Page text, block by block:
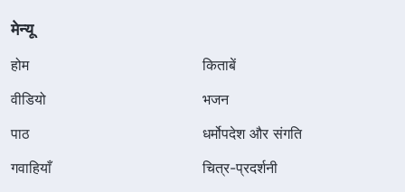
मेन्यू
होम
किताबें
वीडियो
भजन
पाठ
धर्मोपदेश और संगति
गवाहियाँ
चित्र-प्रदर्शनी